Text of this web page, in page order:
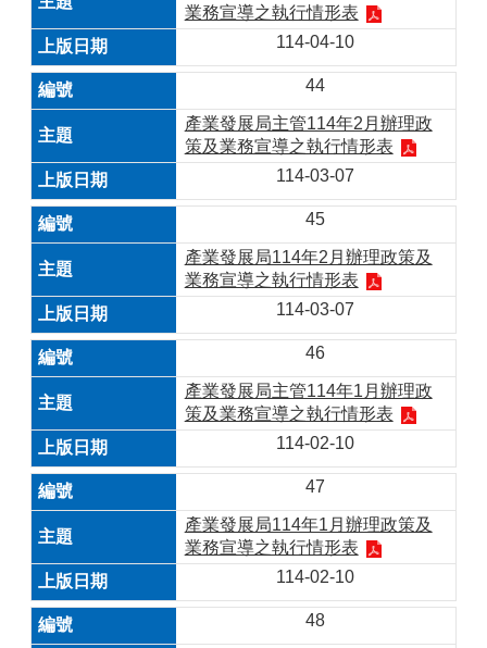
業務宣導之執行情形表
114-04-10
44
產業發展局主管114年2月辦理政
策及業務宣導之執行情形表
114-03-07
45
產業發展局114年2月辦理政策及
業務宣導之執行情形表
114-03-07
46
產業發展局主管114年1月辦理政
策及業務宣導之執行情形表
114-02-10
47
產業發展局114年1月辦理政策及
業務宣導之執行情形表
114-02-10
48